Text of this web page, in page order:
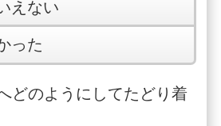
えない
った
どのようにしてたどり着